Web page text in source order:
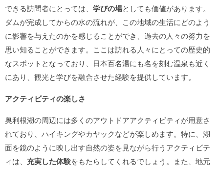
できる訪問者にとっては、 学びの場としても価値があります。
ダムが完成してからの水の流れが、この地域の生活にどのよう
に影響を与えたのかを感じることができ、過去の人々の努力を
思い知ることができます。ここは訪れる人々にとっての歴史的
なスポットとなっており、日本百名湯にも名を刻む温泉も近く
にあり、観光と学びを融合させた経験を提供しています。
アクティビティの楽しさ
奥利根湖の周辺には多くのアウトドアアクティビティが用意さ
れており、ハイキングやカヤックなどが楽しめます。特に、湖
面を鏡のように映し出す自然の姿を見ながら行うアクティビテ
ィは、 充実した体験をもたらしてくれるでしょう。また、地元